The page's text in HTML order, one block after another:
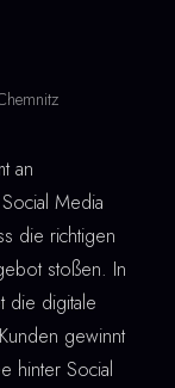
an
Media
die richtigen
stoßen. In
die digitale
gewinnt
hinter Social